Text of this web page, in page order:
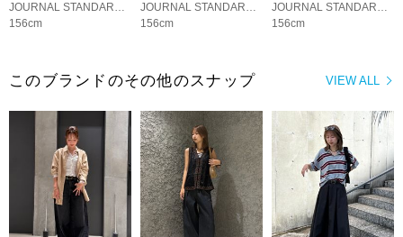
JOURNAL STANDARD LADYS
156cm
JOURNAL STANDARD LADYS
156cm
JOURNAL STANDARD LADYS
156cm
VIEW ALL
このブランドのその他のスナップ